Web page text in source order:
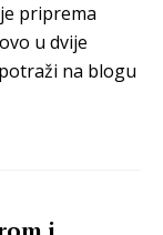
priprema
u dvije
na blogu